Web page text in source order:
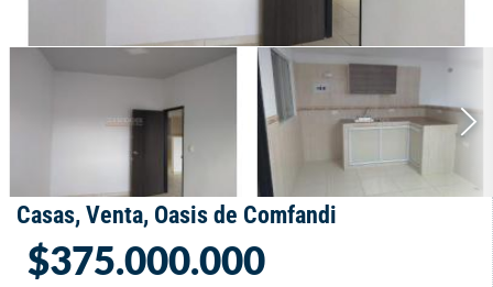
Casas, Venta, Oasis de Comfandi
$375.000.000